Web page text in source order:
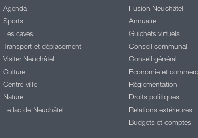
Agenda
Sports
Les caves
Transport et déplacement
Visiter Neuchâtel
Culture
Centre-ville
Nature
Le lac de Neuchâtel
Fusion Neuchâtel
Annuaire
Guichets virtuels
Conseil communal
Conseil général
Economie et
Réglementation
Droits politiques
Relations extérieures
Budgets et comptes